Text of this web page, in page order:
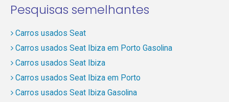
Pesquisas semelhantes
Carros usados Seat
Carros usados Seat Ibiza em Porto Gasolina
Carros usados Seat Ibiza
Carros usados Seat Ibiza em Porto
Carros usados Seat Ibiza Gasolina